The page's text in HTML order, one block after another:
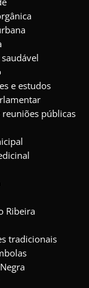
e estudos
reuniões públicas
Ribeira
tradicionais